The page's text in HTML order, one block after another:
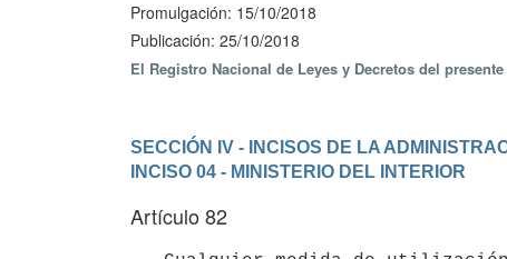
Promulgación: 15/10/2018
Publicación: 25/10/2018
El Registro Nacional de Leyes y Decretos del
SECCIÓN IV - INCISOS DE LA
INCISO 04 - MINISTERIO DEL INTERIOR
Artículo 82